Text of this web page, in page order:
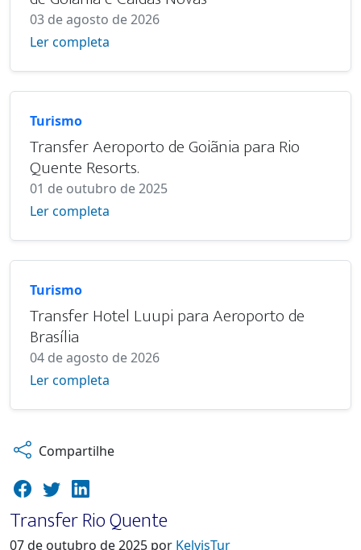
03 de agosto de 2026
Ler completa
Turismo
Transfer Aeroporto de Goiãnia para Rio
Quente Resorts.
01 de outubro de 2025
Ler completa
Turismo
Transfer Hotel Luupi para Aeroporto de
Brasília
04 de agosto de 2026
Ler completa
Compartilhe
Transfer Rio Quente
07 de outubro de 2025 por KelvisTur